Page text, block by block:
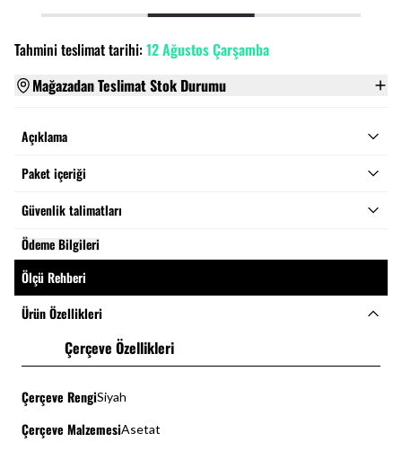
Tahmini teslimat tarihi:12 Ağustos Çarşamba
Mağazadan Teslimat Stok Durumu
Açıklama
Paket içeriği
Güvenlik talimatları
Ödeme Bilgileri
Ölçü Rehberi
Ürün Özellikleri
Çerçeve Özellikleri
Çerçeve RengiSiyah
Çerçeve MalzemesiAsetat